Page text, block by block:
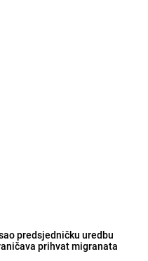
predsjedničku uredbu
prihvat migranata